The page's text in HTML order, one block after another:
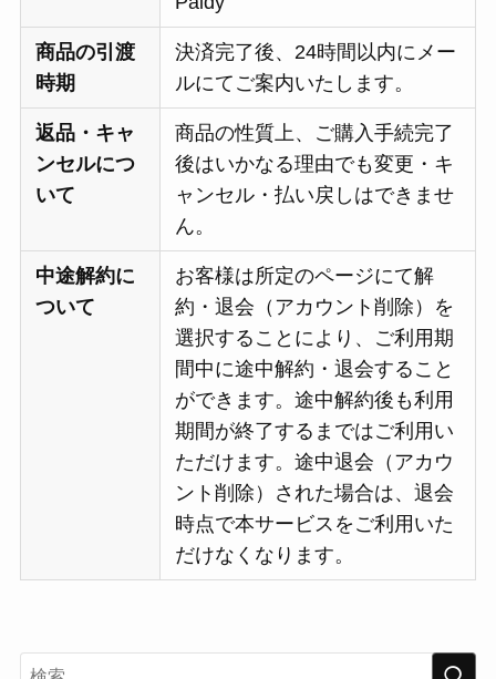
商品の引渡
時期
決済完了後、24時間以内にメー
ルにてご案内いたします。
返品・キャ
ンセルにつ
いて
商品の性質上、ご購入手続完了
後はいかなる理由でも変更・キ
ャンセル・払い戻しはできませ
ん。
中途解約に
ついて
お客様は所定のページにて解
約・退会（アカウント削除）を
選択することにより、ご利用期
間中に途中解約・退会すること
ができます。途中解約後も利用
期間が終了するまではご利用い
ただけます。途中退会（アカウ
ント削除）された場合は、退会
時点で本サービスをご利用いた
だけなくなります。